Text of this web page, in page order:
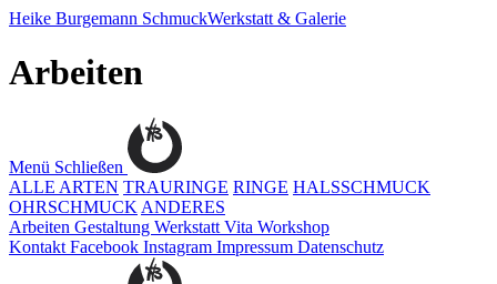
Heike Burgemann SchmuckWerkstatt & Galerie
Arbeiten
Menü Schließen
ALLE ARTEN TRAURINGE RINGE HALSSCHMUCK
OHRSCHMUCK ANDERES
Arbeiten Gestaltung Werkstatt Vita Workshop
Kontakt Facebook Instagram Impressum Datenschutz